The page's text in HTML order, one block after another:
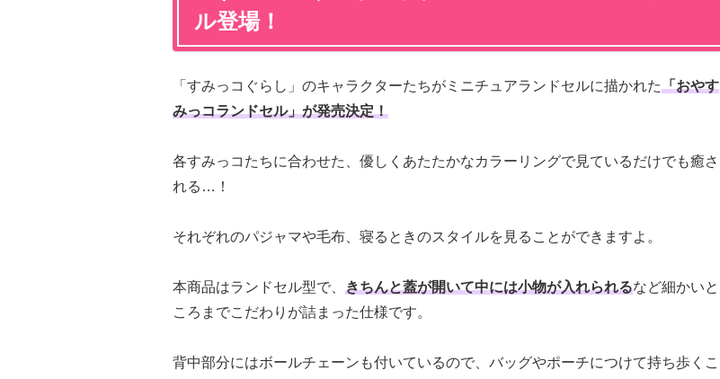
ル登場！
「すみっコぐらし」のキャラクターたちがミニチュアランドセルに描かれた「おやす
みっコランドセル」が発売決定！
各すみっコたちに合わせた、優しくあたたかなカラーリングで見ているだけでも癒さ
れる…！
それぞれのパジャマや毛布、寝るときのスタイルを見ることができますよ。
本商品はランドセル型で、 きちんと蓋が開いて中には小物が入れられるなど細かいと
ころまでこだわりが詰まった仕様です。
背中部分にはボールチェーンも付いているので、バッグやポーチにつけて持ち歩くこ